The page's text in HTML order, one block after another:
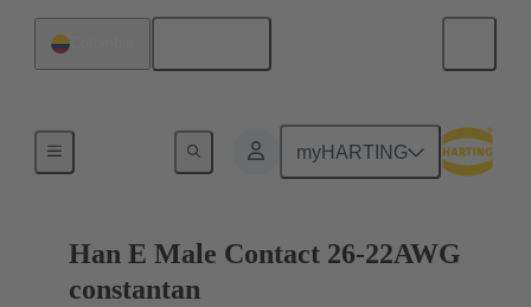
myHARTING
Han E Male Contact 26-22AWG
constantan